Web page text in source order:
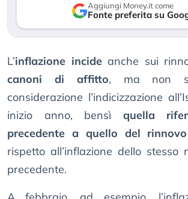
Aggiungi Money.it come
Fonte preferita su
L’inflazione incideanche sui
canoni di affitto, ma non
considerazione l’indicizzazione
inizio anno, bensì quella
precedente a quello del rinnovo
rispetto all’inflazione dello stesso
precedente.